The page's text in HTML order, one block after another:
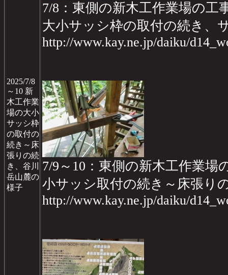
2025/7/8
～10 新
木工作業
場の大小
サッシ枠
の取付の
続き～床
張りの続
き、谷川
岳山麓の
様子
7/8：東側の新木工作業場の工
大小サッシ枠の取付の続き、
http://www.kay.ne.jp/daiku/
7/9～10：東側の新木工作業場
小サッシ取付の続き～床張り
http://www.kay.ne.jp/daiku/